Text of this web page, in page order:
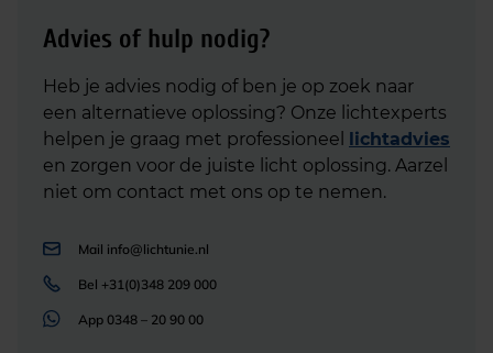
Advies of hulp nodig?
Heb je advies nodig of ben je op zoek naar
een alternatieve oplossing? Onze lichtexperts
helpen je graag met professioneel lichtadvies
en zorgen voor de juiste licht oplossing. Aarzel
niet om contact met ons op te nemen.
Mail info@lichtunie.nl
Bel +31(0)348 209 000
App 0348 – 20 90 00